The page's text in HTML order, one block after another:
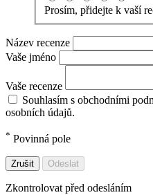
Prosím, přidejte k vaší
Název recenze
Vaše jméno
Vaše recenze
Souhlasím s obchodními
osobních údajů.
* Povinná pole
Zrušit Odeslat
Zkontrolovat před odesláním